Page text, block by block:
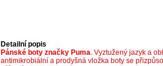
Detailní popis
Pánské boty značky Puma. Vyztužený jazyk a
antimikrobiální a prodyšná vložka boty se